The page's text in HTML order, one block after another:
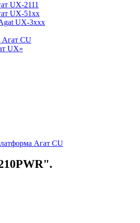
UX-2111
UX-51xx
UX-3xxx
Агат CU
UX»
Агат CU